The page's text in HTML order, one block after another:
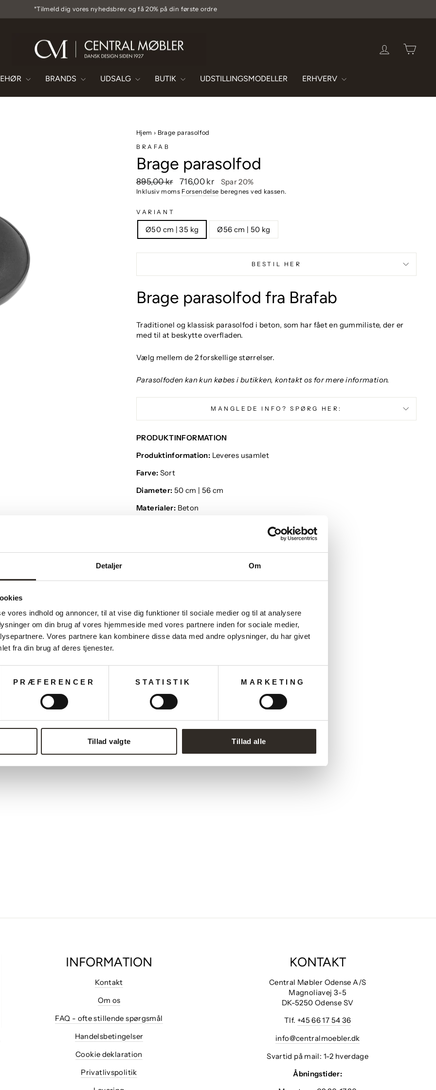
Detaljer Om
vores indhold og annoncer, til at vise dig funktioner til sociale medier og til at analysere
om din brug af vores hjemmeside med vores partnere inden for sociale medier,
Vores partnere kan kombinere disse data med andre oplysninger, du har givet
fra din brug af deres tjenester.
PRÆFERENCER STATISTIK MARKETING
Tillad valgte Tillad alle
Pause
*Tilmeld dig vores nyhedsbrev og få 20% på din første ordre
LOG IND
BRANDS UDSALG BUTIK UDSTILLINGSMODELLER ERHVERV
Hjem › Brage parasolfod
BRAFAB
Brage parasolfod
Vejlendende
pris
895,00 kr Udsalgspris
716,00 kr Spar 20%
Inklusiv moms Forsendelse beregnes ved kassen.
VARIANT
Ø50 cm | 35 kg Ø56 cm | 50 kg
BESTIL HER
Brage parasolfod fra Brafab
Traditionel og klassisk parasolfod i beton, som har fået en gummiliste, der er
med til at beskytte overfladen.
Vælg mellem de 2 forskellige størrelser.
Parasolfoden kan kun købes i butikken, kontakt os for mere information.
MANGLEDE INFO? SPØRG HER:
PRODUKTINFORMATION
Produktinformation: Leveres usamlet
Farve: Sort
Diameter: 50 cm | 56 cm
Materialer: Beton
INFORMATION
Kontakt
Om os
FAQ - ofte stillende spørgsmål
Handelsbetingelser
Cookie deklaration
Privatlivspolitik
KONTAKT
Central Møbler Odense A/S
Magnoliavej 3-5
DK-5250 Odense SV
Tlf. +45 66 17 54 36
info@centralmoebler.dk
Svartid på mail: 1-2 hverdage
Åbningstider: